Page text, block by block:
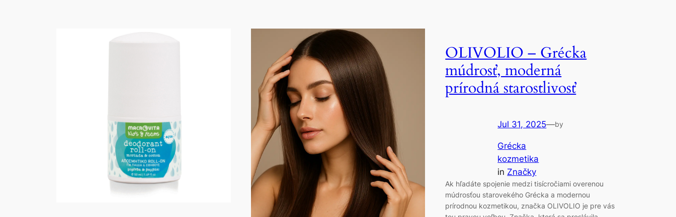
OLIVOLIO – Grécka
múdrosť, moderná
prírodná starostlivosť
Jul 31, 2025—by
Grécka
kozmetika
in Značky
Ak hľadáte spojenie medzi tisícročiami overenou
múdrosťou starovekého Grécka a modernou
prírodnou kozmetikou, značka OLIVOLIO je pre vás